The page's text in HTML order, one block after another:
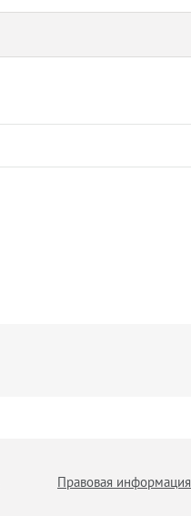
Правовая информация